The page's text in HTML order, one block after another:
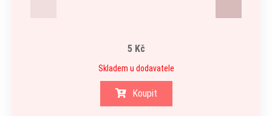
5 Kč
Skladem u dodavatele
Koupit